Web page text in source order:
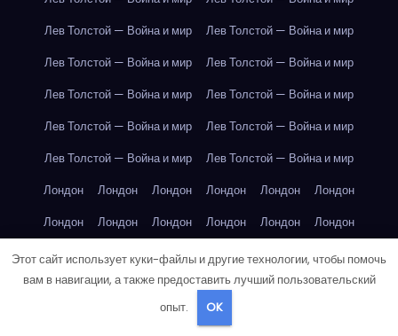
Лев Толстой — Война и мир
Лев Толстой — Война и мир
Лев Толстой — Война и мир
Лев Толстой — Война и мир
Лев Толстой — Война и мир
Лев Толстой — Война и мир
Лев Толстой — Война и мир
Лев Толстой — Война и мир
Лев Толстой — Война и мир
Лев Толстой — Война и мир
Лондон
Лондон Лондон Лондон Лондон
Лондон
Лондон
Лондон Лондон Лондон Лондон
Лондон
Лондон
Лондон Лондон Лондон Лондон
Лондон
Лондон
Лондон Лондон Лондон
Лос-Анджелес
Этот сайт использует куки-файлы и другие технологии, чтобы помочь
вам в навигации, а также предоставить лучший пользовательский
опыт.
OK